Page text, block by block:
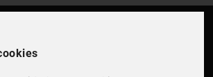
rammebutik for billedrammer,